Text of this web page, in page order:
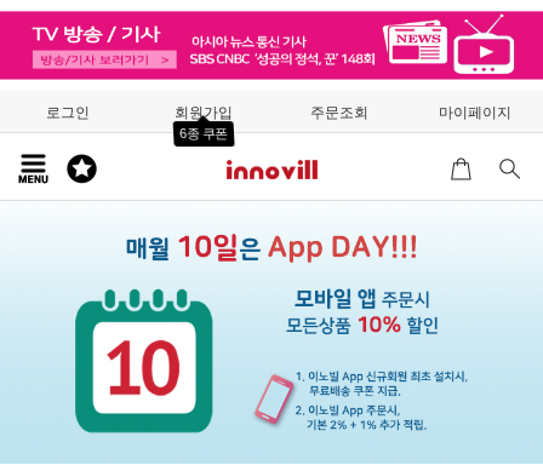
로그인 회원가입
6종 쿠폰
주문조회 마이페이지